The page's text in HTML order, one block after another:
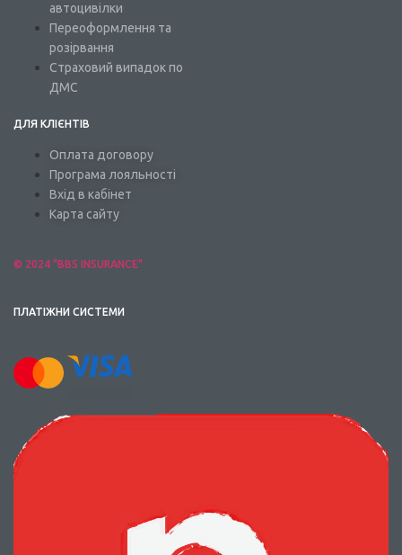
автоцивілки
Переоформлення та
розірвання
Страховий випадок по
ДМС
ДЛЯ КЛІЄНТІВ
Оплата договору
Програма лояльності
Вхід в кабінет
Карта сайту
© 2024 "BBS INSURANCE"
ПЛАТІЖНИ СИСТЕМИ